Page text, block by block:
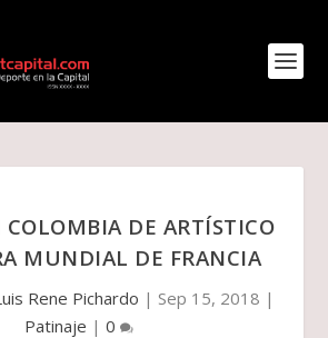
COLOMBIA DE ARTÍSTICO
MUNDIAL DE FRANCIA
Rene Pichardo | Sep 15, 2018 |
Patinaje | 0